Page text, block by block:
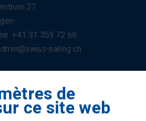
27
+41 31 359 72 66
sailing.ch
Team
51
de
ce site web